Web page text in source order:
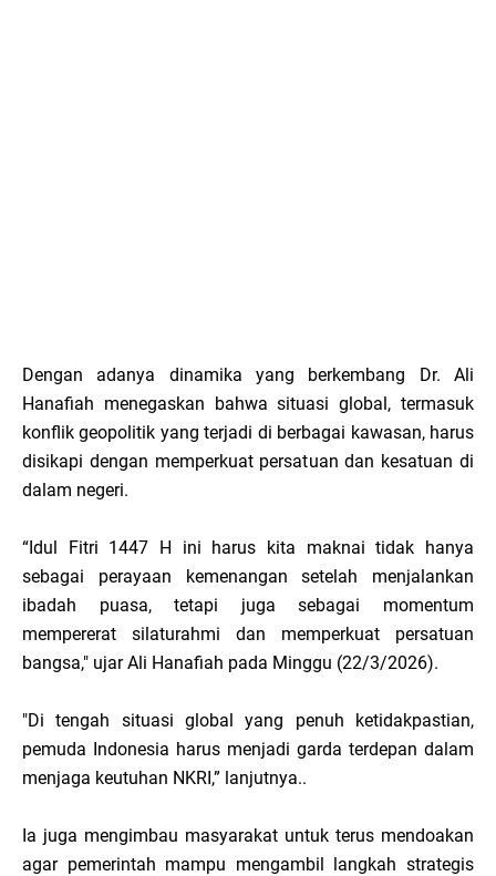
Dengan adanya dinamika yang berkembang Dr. Ali
Hanafiah menegaskan bahwa situasi global, termasuk
konflik geopolitik yang terjadi di berbagai kawasan, harus
disikapi dengan memperkuat persatuan dan kesatuan di
dalam negeri.
“Idul Fitri 1447 H ini harus kita maknai tidak hanya
sebagai perayaan kemenangan setelah menjalankan
ibadah puasa, tetapi juga sebagai momentum
mempererat silaturahmi dan memperkuat persatuan
bangsa," ujar Ali Hanafiah pada Minggu (22/3/2026).
"Di tengah situasi global yang penuh ketidakpastian,
pemuda Indonesia harus menjadi garda terdepan dalam
menjaga keutuhan NKRI,” lanjutnya..
Ia juga mengimbau masyarakat untuk terus mendoakan
agar pemerintah mampu mengambil langkah strategis